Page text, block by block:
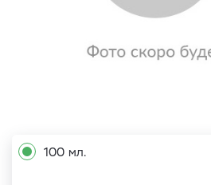
100 мл.